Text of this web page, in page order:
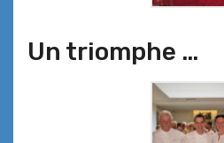
Un triomphe …